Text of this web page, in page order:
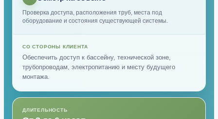
Проверка доступа, расположения труб, места под
оборудование и состояния существующей системы.
СО СТОРОНЫ КЛИЕНТА
Обеспечить доступ к бассейну, технической зоне,
трубопроводам, электропитанию и месту будущего
монтажа.
ДЛИТЕЛЬНОСТЬ